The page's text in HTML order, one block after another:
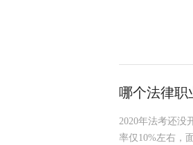
哪个法律职
2020年法考还没
率仅10%左右，